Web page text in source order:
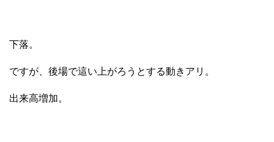
下落。
ですが、後場で這い上がろうとする動きアリ。
出来高増加。